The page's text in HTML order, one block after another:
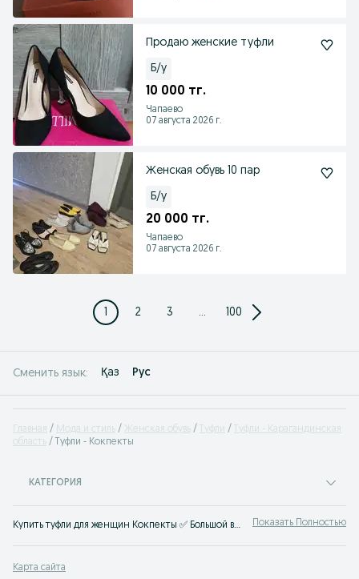
Продаю женские туфли
Б/у
10 000 тг.
Чапаево
07 августа 2026 г.
Женская обувь 10 пар
Б/у
20 000 тг.
Чапаево
07 августа 2026 г.
1 2 3 ... 100
Сменить язык: Қаз Рус
Главная Мода и стиль Женская обувь Туфли
Туфли - Карагандинская
область
Туфли - Кокпекты
КАТЕГОРИЯ
Купить туфли для женщин Кокпекты ✅ Большой выбор размеров, моделей, брендов и цветов по доступной цене ☝ Закажите стильные туфли женские на OLX.kz! Показать Полностью
Карта сайта